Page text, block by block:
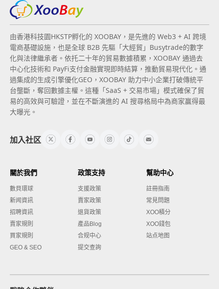
由香港科技園HKSTP孵化的 XOOBAY，是先進的 Web3 + AI 跨境
電商基礎設施，也是全球 B2B 先驅「大經貿」Busytrade的數字
化與法律繼承者。依托二十年的貿易數據積累，XOOBAY 通過去
中心化技術和 PayFi支付金融實現即時結算，推動貿易現代化。通
過集成的生成引擎優化GEO，XOOBAY 助力中小企業打破傳統平
台壟斷，奪回數據主權。這種「SaaS + 交易市場」模式確保了貿
易的高效與可驗證，並在不斷演進的 AI 搜尋格局中為商家贏得最
大曝光。
加入社区
關於我們
數貝環球
新闻資訊
招聘資訊
賣家規則
買家規則
GEO & SEO
政策支持
支援政策
賣家政策
退貨政策
產品Blog
合规中心
提交查詢
幫助中心
註冊指南
常見問題
XOO積分
XOO錢包
站点地图